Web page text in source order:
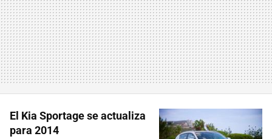
El Kia Sportage se actualiza
para 2014